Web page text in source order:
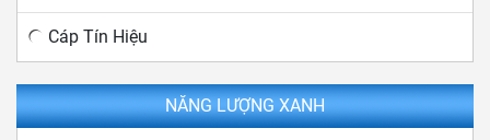
Cáp Tín Hiệu
NĂNG LƯỢNG XANH